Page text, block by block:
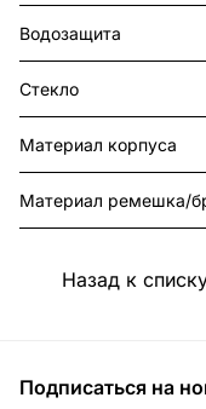
Водозащита
Стекло
Материал корпуса
Материал ремешка/
Назад к
Подписаться на